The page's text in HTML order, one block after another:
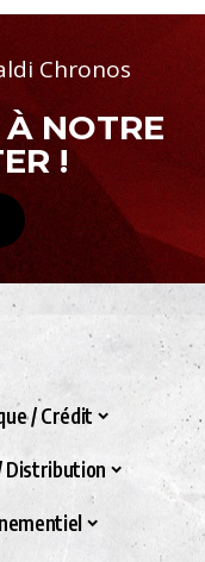
Chronos
NOTRE
!
/ Crédit
Distribution